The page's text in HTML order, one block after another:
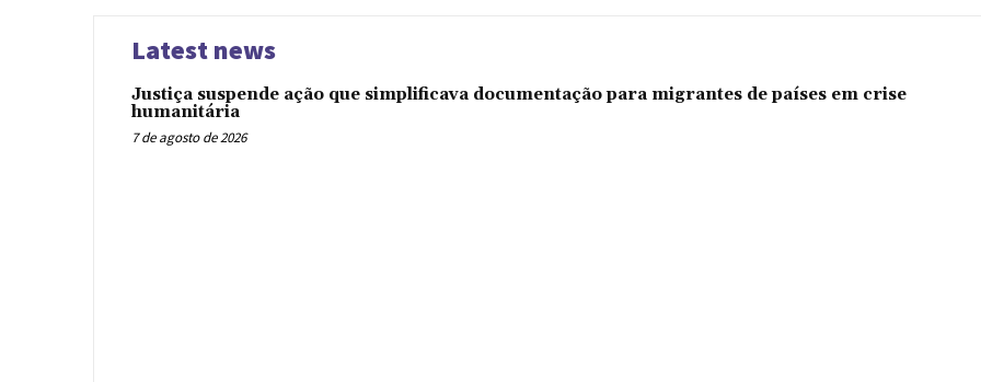
Latest news
Justiça suspende ação que simplificava documentação para migrantes de países em crise
humanitária
7 de agosto de 2026